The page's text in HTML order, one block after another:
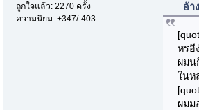
ถูกใจแล้ว: 2270 ครั้ง
ความนิยม: +347/-403
อ้า
หรอื
ผมน
ในห
ผมม